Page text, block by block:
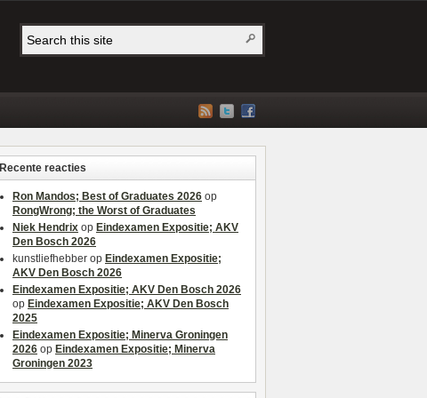
Recente reacties
Ron Mandos; Best of Graduates 2026 op
RongWrong; the Worst of Graduates
Niek Hendrix op Eindexamen Expositie; AKV
Den Bosch 2026
kunstliefhebber op Eindexamen Expositie;
AKV Den Bosch 2026
Eindexamen Expositie; AKV Den Bosch 2026
op Eindexamen Expositie; AKV Den Bosch
2025
Eindexamen Expositie; Minerva Groningen
2026 op Eindexamen Expositie; Minerva
Groningen 2023